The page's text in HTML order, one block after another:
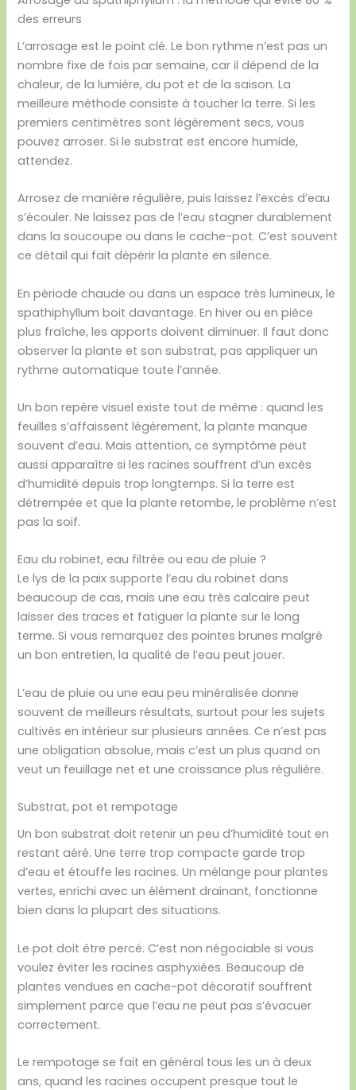
des erreurs
L’arrosage est le point clé. Le bon rythme n’est pas un
nombre fixe de fois par semaine, car il dépend de la
chaleur, de la lumière, du pot et de la saison. La
meilleure méthode consiste à toucher la terre. Si les
premiers centimètres sont légèrement secs, vous
pouvez arroser. Si le substrat est encore humide,
attendez.
Arrosez de manière régulière, puis laissez l’excès d’eau
s’écouler. Ne laissez pas de l’eau stagner durablement
dans la soucoupe ou dans le cache-pot. C’est souvent
ce détail qui fait dépérir la plante en silence.
En période chaude ou dans un espace très lumineux, le
spathiphyllum boit davantage. En hiver ou en pièce
plus fraîche, les apports doivent diminuer. Il faut donc
observer la plante et son substrat, pas appliquer un
rythme automatique toute l’année.
Un bon repère visuel existe tout de même : quand les
feuilles s’affaissent légèrement, la plante manque
souvent d’eau. Mais attention, ce symptôme peut
aussi apparaître si les racines souffrent d’un excès
d’humidité depuis trop longtemps. Si la terre est
détrempée et que la plante retombe, le problème n’est
pas la soif.
Eau du robinet, eau filtrée ou eau de pluie ?
Le lys de la paix supporte l’eau du robinet dans
beaucoup de cas, mais une eau très calcaire peut
laisser des traces et fatiguer la plante sur le long
terme. Si vous remarquez des pointes brunes malgré
un bon entretien, la qualité de l’eau peut jouer.
L’eau de pluie ou une eau peu minéralisée donne
souvent de meilleurs résultats, surtout pour les sujets
cultivés en intérieur sur plusieurs années. Ce n’est pas
une obligation absolue, mais c’est un plus quand on
veut un feuillage net et une croissance plus régulière.
Substrat, pot et rempotage
Un bon substrat doit retenir un peu d’humidité tout en
restant aéré. Une terre trop compacte garde trop
d’eau et étouffe les racines. Un mélange pour plantes
vertes, enrichi avec un élément drainant, fonctionne
bien dans la plupart des situations.
Le pot doit être percé. C’est non négociable si vous
voulez éviter les racines asphyxiées. Beaucoup de
plantes vendues en cache-pot décoratif souffrent
simplement parce que l’eau ne peut pas s’évacuer
correctement.
Le rempotage se fait en général tous les un à deux
ans, quand les racines occupent presque tout le